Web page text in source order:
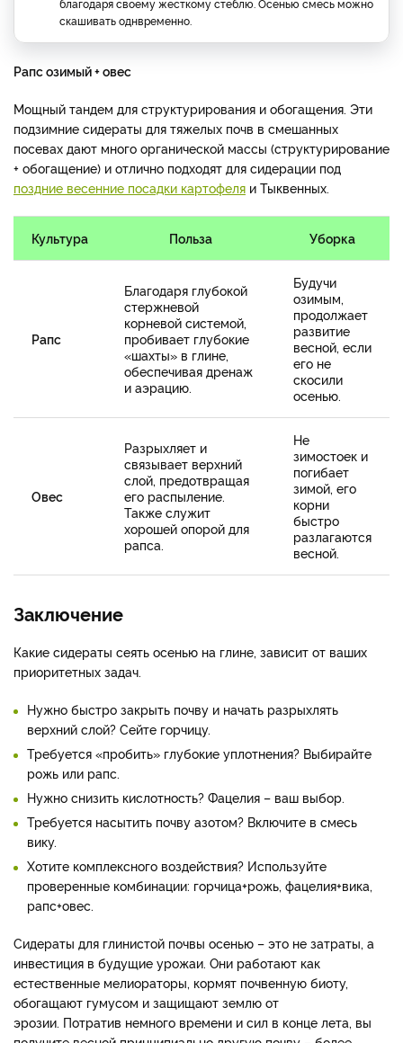
благодаря своему жесткому стеблю. Осенью смесь можно
скашивать однвременно.
Рапс озимый + овес
Мощный тандем для структурирования и обогащения. Эти
подзимние сидераты для тяжелых почв в смешанных
посевах дают много органической массы (структурирование
+ обогащение) и отлично подходят для сидерации под
поздние весенние посадки картофеля и Тыквенных.
Культура Польза Уборка
Рапс
Благодаря глубокой
стержневой
корневой системой,
пробивает глубокие
«шахты» в глине,
обеспечивая дренаж
и аэрацию.
Будучи
озимым,
продолжает
развитие
весной, если
его не
скосили
осенью.
Овес
Разрыхляет и
связывает верхний
слой, предотвращая
его распыление.
Также служит
хорошей опорой для
рапса.
Не
зимостоек и
погибает
зимой, его
корни
быстро
разлагаются
весной.
Заключение
Какие сидераты сеять осенью на глине, зависит от ваших
приоритетных задач.
Нужно быстро закрыть почву и начать разрыхлять
верхний слой? Сейте горчицу.
Требуется «пробить» глубокие уплотнения? Выбирайте
рожь или рапс.
Нужно снизить кислотность? Фацелия – ваш выбор.
Требуется насытить почву азотом? Включите в смесь
вику.
Хотите комплексного воздействия? Используйте
проверенные комбинации: горчица+рожь, фацелия+вика,
рапс+овес.
Сидераты для глинистой почвы осенью – это не затраты, а
инвестиция в будущие урожаи. Они работают как
естественные мелиораторы, кормят почвенную биоту,
обогащают гумусом и защищают землю от
эрозии. Потратив немного времени и сил в конце лета, вы